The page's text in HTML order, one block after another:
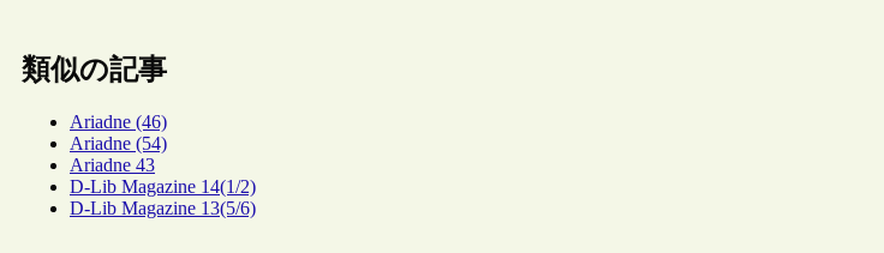
類似の記事
Ariadne (46)
Ariadne (54)
Ariadne 43
D-Lib Magazine 14(1/2)
D-Lib Magazine 13(5/6)